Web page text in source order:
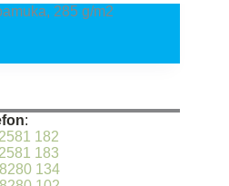
285 g/m2
:
182
183
134